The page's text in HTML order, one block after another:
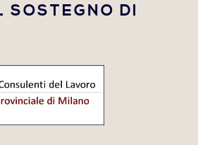
SOSTEGNO DI